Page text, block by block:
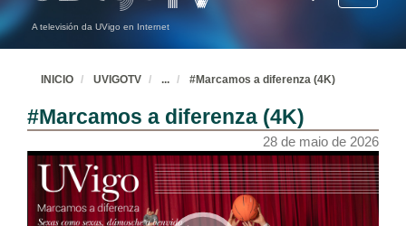
A televisión da UVigo en Internet
SEARCH
INICIO UVIGOTV ... #Marcamos a diferenza (4K)
#Marcamos a diferenza (4K)
28 de maio de 2026